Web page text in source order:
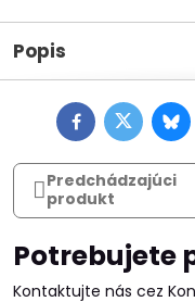
Popis
FacebookTwitter
Predchádzajúci
produkt
Potrebujete
Kontaktujte nás cez